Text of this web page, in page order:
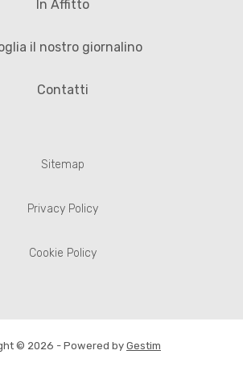
In Affitto
il nostro giornalino
Contatti
Sitemap
Privacy Policy
Cookie Policy
© 2026 - Powered by Gestim